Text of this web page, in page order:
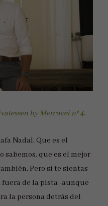
by Mercacei nº 4.
Nadal. Que es el
sabemos, que es el mejor
Pero si te sientas
fuera de la pista -aunque
la persona detrás del